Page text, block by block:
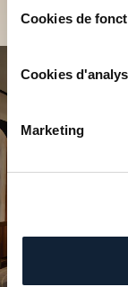
Cookies de
Cookies
Marketing